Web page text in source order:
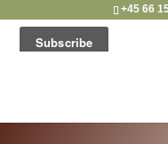
+45 66